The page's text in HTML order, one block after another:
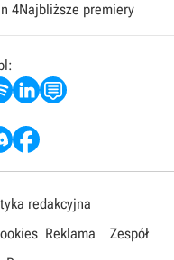
4Najbliższe premiery
redakcyjna
Reklama
Zespół